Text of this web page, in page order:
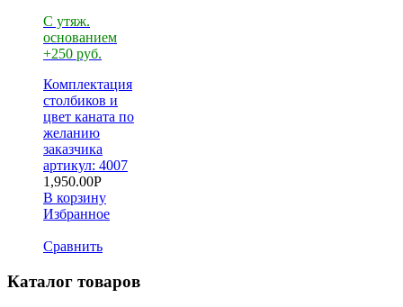
С утяж.
основанием
+250 руб.
Комплектация
столбиков и
цвет каната по
желанию
заказчика
артикул: 4007
1,950.00Р
В корзину
Избранное
Сравнить
Каталог товаров